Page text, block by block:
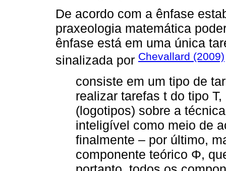
De acordo com a ênfase
praxeologia matemática
ênfase está em uma única
sinalizada por Chevallard (2009)
consiste em um tipo de
realizar tarefas t do tipo
(logotipos) sobre a
inteligível como meio de
finalmente – por último,
componente teórico Φ,